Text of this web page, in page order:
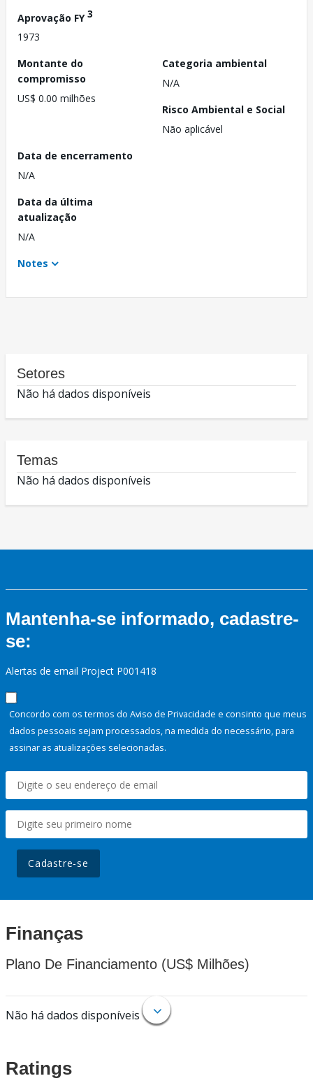
Aprovação FY3
1973
Montante do
compromisso
US$ 0.00 milhões
Categoria ambiental
N/A
Risco Ambiental e Social
Não aplicável
Data de encerramento
N/A
Data da última
atualização
N/A
Notes
Setores
Não há dados disponíveis
Temas
Não há dados disponíveis
Mantenha-se informado, cadastre-
se:
Alertas de email Project P001418
Concordo com os termos do Aviso de Privacidade e consinto que meus
dados pessoais sejam processados, na medida do necessário, para
assinar as atualizações selecionadas.
Cadastre-se
Finanças
Plano De Financiamento (US$ Milhões)
Não há dados disponíveis
Ratings